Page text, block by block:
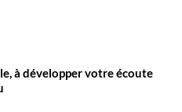
à développer votre écoute